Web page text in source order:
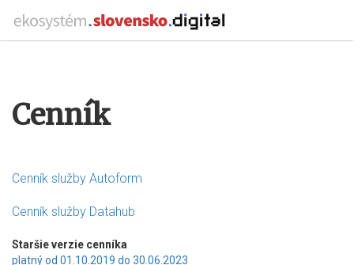
Cenník
Cenník služby Autoform
Cenník služby Datahub
Staršie verzie cenníka
platný od 01.10.2019 do 30.06.2023